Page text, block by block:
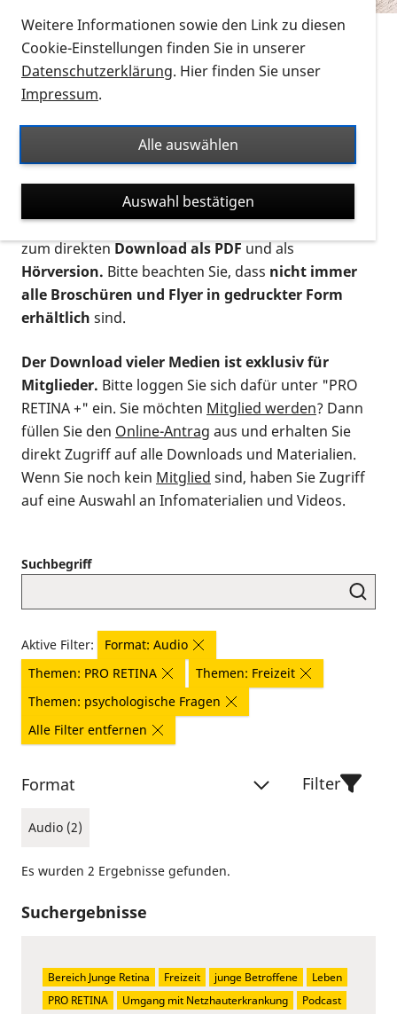
Thema Infomaterial auf der PRO RETINA-Website
für blinde und sehbehinderte Menschen an.
Auf dieser Seite finden Sie sämtliches Infomaterial
Ort. Nutzen Sie den Formatfilter, um ausschließlich
nach Flyern und Broschüren, Audios oder Videos zu
suchen. Die meisten Flyer und Broschüren werden in
verschiedenen Formaten angeboten: zur
postalischen Bestellung als gedruckte Variante
zum direktenDownload als PDFund als
Hörversion. Bitte beachten Sie, dass nicht immer
alle Broschüren und Flyer in gedruckter Form
erhältlich sind.
Der Download vieler Medien ist exklusiv für
Mitglieder. Bitte loggen Sie sich dafür unter "PRO
RETINA +" ein. Sie möchten Mitglied werden? Dann
füllen Sie den Online-Antrag aus und erhalten Sie
direkt Zugriff auf alle Downloads und Materialien.
Wenn Sie noch kein Mitglied sind, haben Sie Zugriff
auf eine Auswahl an Infomaterialien und Videos.
Suchbegriff
Aktive Filter:
Format: Audio
Themen: PRO RETINA
Themen: Freizeit
Themen: psychologische Fragen
Alle Filter entfernen
Format
Audio (2)
Filter
Es wurden 2 Ergebnisse gefunden.
Suchergebnisse
Bereich Junge Retina Freizeit junge Betroffene
Leben
PRO RETINA
Umgang mit Netzhauterkrankung Podcast
Weitere Informationen sowie den Link zu diesen
Cookie-Einstellungen finden Sie in unserer
Datenschutzerklärung. Hier finden Sie unser
Impressum.
Alle auswählen
Auswahl bestätigen